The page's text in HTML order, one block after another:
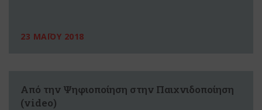
23 ΜΑΪΟΥ 2018
Από την Ψηφιοποίηση στην Παιχνιδοποίηση
(video)